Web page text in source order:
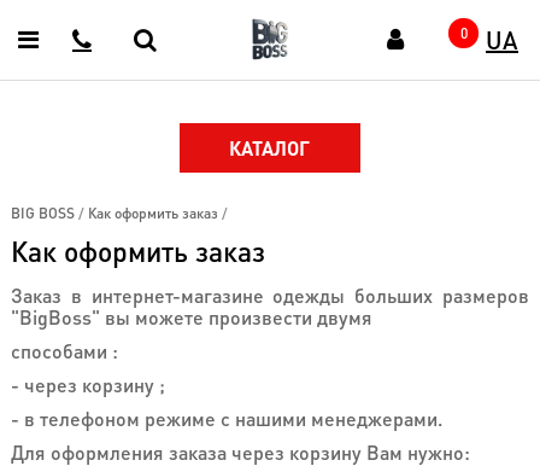
0 UA
Главная
О
покупателей
Как
оформить
заказ
Как
выбрать
размер
Условия
доставки
КАТАЛОГ
BIG BOSS/ Как оформить заказ /
Как оформить заказ
Заказ в интернет-магазине одежды больших размеров
"BigBoss" вы можете произвести двумя
способами :
- через корзину ;
- в телефоном режиме с нашими менеджерами.
Для оформления заказа через корзину Вам нужно: